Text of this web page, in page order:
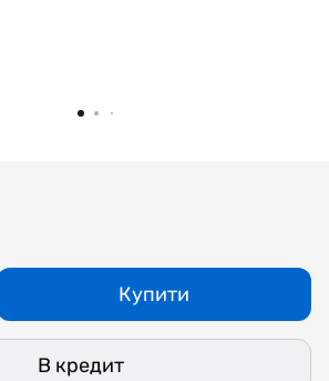
Купити
В кредит